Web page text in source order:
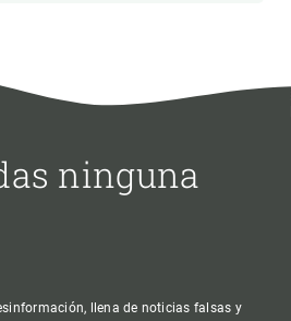
ninguna
llena de noticias falsas y